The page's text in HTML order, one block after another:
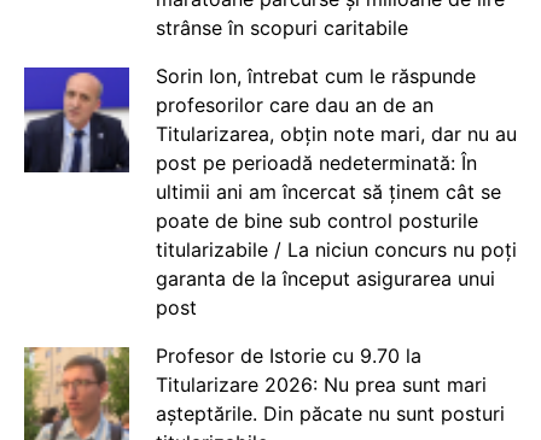
strânse în scopuri caritabile
Sorin Ion, întrebat cum le răspunde
profesorilor care dau an de an
Titularizarea, obțin note mari, dar nu au
post pe perioadă nedeterminată: În
ultimii ani am încercat să ținem cât se
poate de bine sub control posturile
titularizabile / La niciun concurs nu poți
garanta de la început asigurarea unui
post
Profesor de Istorie cu 9.70 la
Titularizare 2026: Nu prea sunt mari
așteptările. Din păcate nu sunt posturi